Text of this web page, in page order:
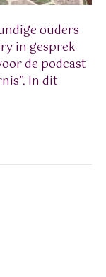
ouders
in gesprek
de podcast
In dit